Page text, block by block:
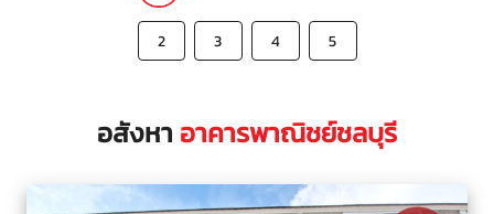
2 3 4 5
อสังหา อาคารพาณิชย์ชลบุรี